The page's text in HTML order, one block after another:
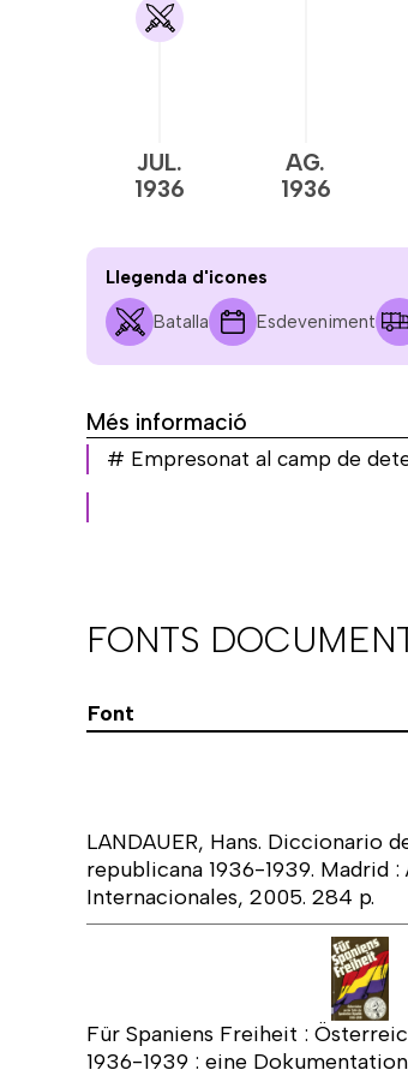
JUL.
1936
AG.
1936
Llegenda d'icones
Batalla Esdeveniment
Més informació
# Empresonat al camp de
FONTS
Font
LANDAUER, Hans. Diccionario
republicana 1936-1939. Madrid
Internacionales, 2005. 284 p.
Für Spaniens Freiheit :
1936-1939 : eine